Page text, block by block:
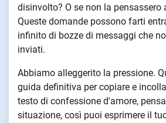
disinvolto? O se non la pensassero
Queste domande possono farti
infinito di bozze di messaggi che
inviati.
Abbiamo alleggerito la pressione.
guida definitiva per copiare e
testo di confessione d'amore,
situazione, così puoi esprimere il